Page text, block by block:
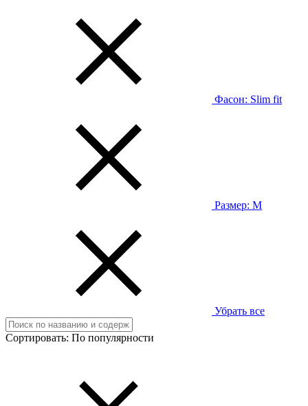
Фасон: Slim fit
Размер: M
Убрать все
Сортировать: По популярности